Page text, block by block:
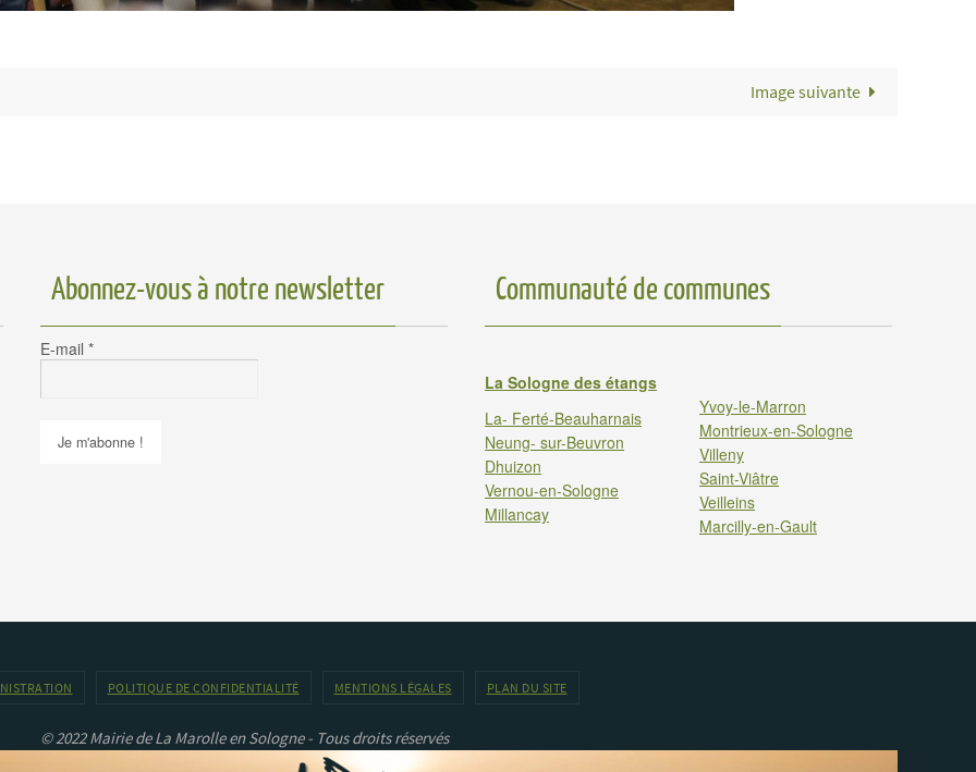
Image suivante
Abonnez-vous à notre newsletter
E-mail *
Communauté de communes
La Sologne des étangs
La- Ferté-Beauharnais
Neung- sur-Beuvron
Dhuizon
Vernou-en-Sologne
Millancay
Yvoy-le-Marron
Montrieux-en-Sologne
Villeny
Saint-Viâtre
Veilleins
Marcilly-en-Gault
POLITIQUE DE CONFIDENTIALITÉ MENTIONS LÉGALES PLAN DU SITE
© 2022 Mairie de La Marolle en Sologne - Tous droits réservés